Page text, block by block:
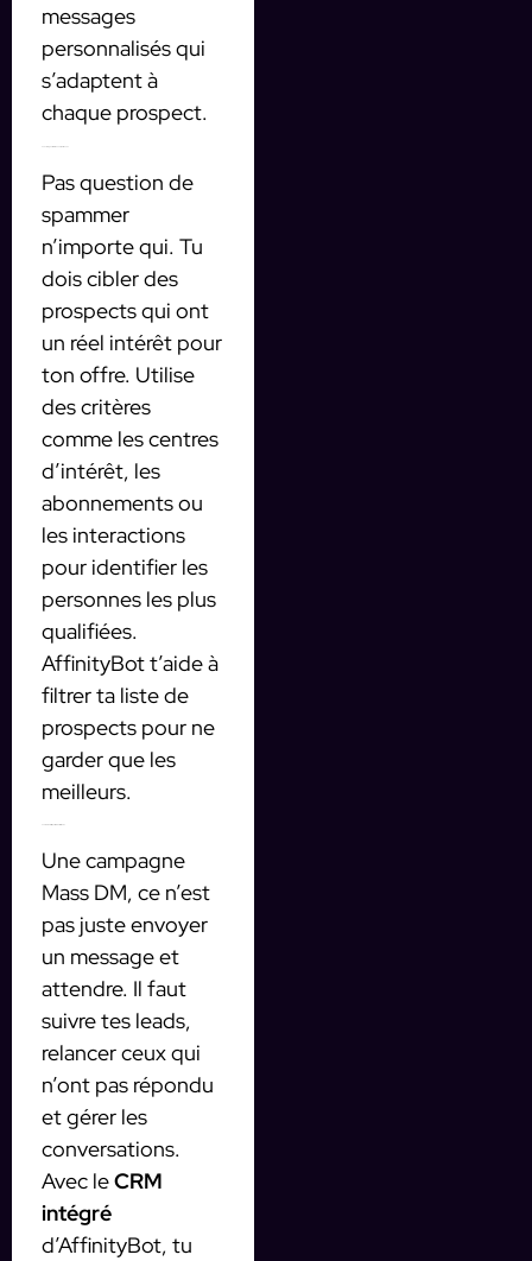
messages
personnalisés qui
s’adaptent à
chaque prospect.
Pas question de
spammer
n’importe qui. Tu
dois cibler des
prospects qui ont
un réel intérêt pour
ton offre. Utilise
des critères
comme les centres
d’intérêt, les
abonnements ou
les interactions
pour identifier les
personnes les plus
qualifiées.
AffinityBot t’aide à
filtrer ta liste de
prospects pour ne
garder que les
meilleurs.
Une campagne
Mass DM, ce n’est
pas juste envoyer
un message et
attendre. Il faut
suivre tes leads,
relancer ceux qui
n’ont pas répondu
et gérer les
conversations.
Avec leCRM
intégré
d’AffinityBot, tu